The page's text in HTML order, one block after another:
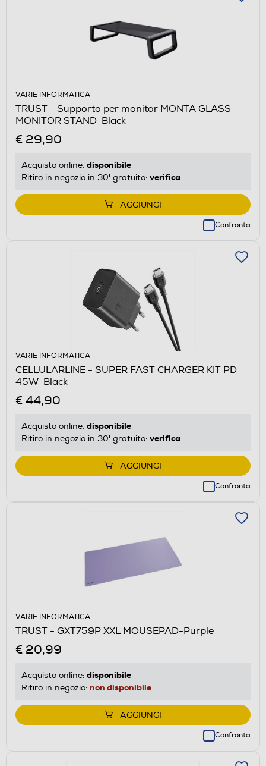
VARIE INFORMATICA
TRUST - Supporto per monitor MONTA GLASS
MONITOR STAND-Black
€ 29,90
Acquisto online: disponibile
Ritiro in negozio in 30' gratuito: verifica
AGGIUNGI
Confronta
VARIE INFORMATICA
CELLULARLINE - SUPER FAST CHARGER KIT PD
45W-Black
€ 44,90
Acquisto online: disponibile
Ritiro in negozio in 30' gratuito: verifica
AGGIUNGI
Confronta
VARIE INFORMATICA
TRUST - GXT759P XXL MOUSEPAD-Purple
€ 20,99
Acquisto online: disponibile
Ritiro in negozio: non disponibile
AGGIUNGI
Confronta